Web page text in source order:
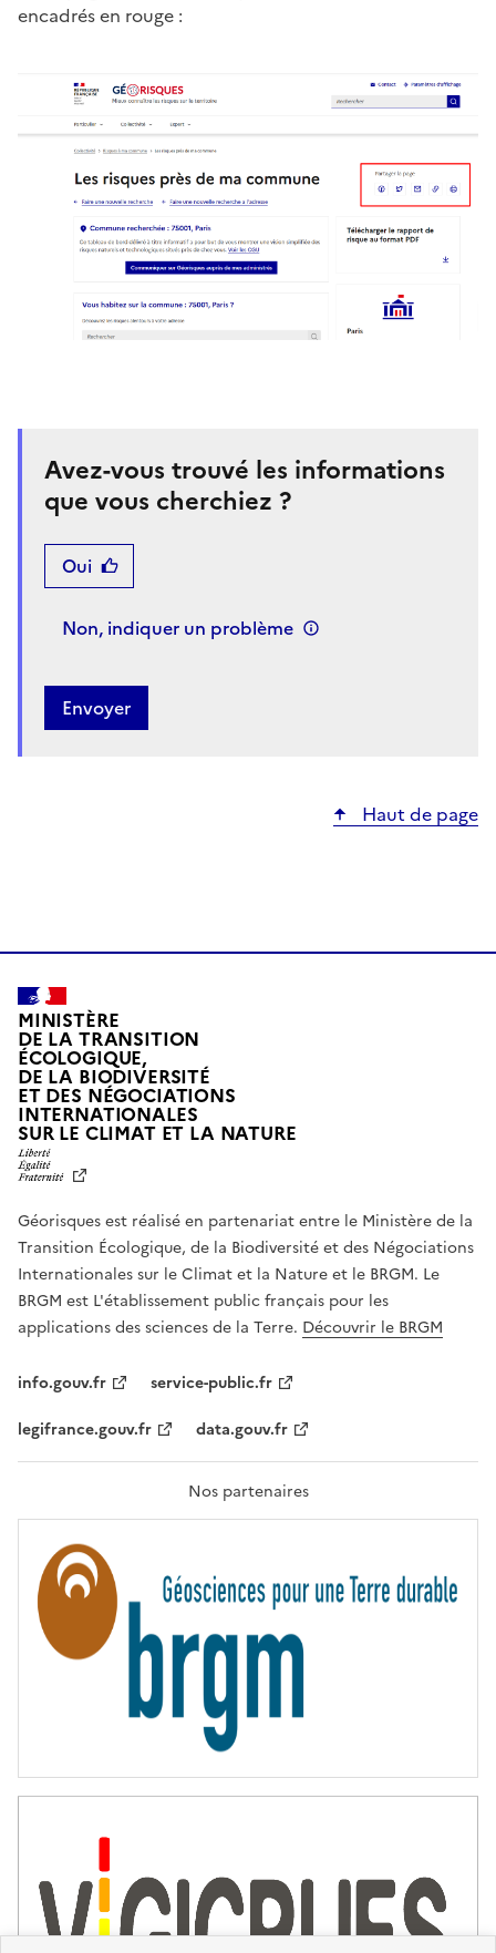
encadrés en rouge :
Avez-vous trouvé les informations
que vous cherchiez ?
Oui
Non, indiquer un problème
Haut de page
MINISTÈRE
DE LA TRANSITION
ÉCOLOGIQUE,
DE LA BIODIVERSITÉ
ET DES NÉGOCIATIONS
INTERNATIONALES
SUR LE CLIMAT ET LA NATUREL
T
É
,
É
G
A
L
F
A
T
R
T
É
Géorisques est réalisé en partenariat entre le Ministère de la
Transition Écologique, de la Biodiversité et des Négociations
Internationales sur le Climat et la Nature et le BRGM. Le
BRGM est L'établissement public français pour les
applications des sciences de la Terre. Découvrir le BRGM
info.gouv.fr
service-public.fr
legifrance.gouv.fr
data.gouv.fr
Nos partenaires